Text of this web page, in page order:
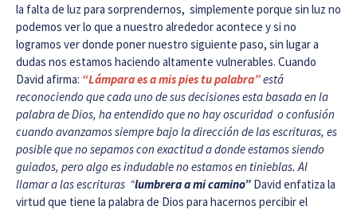
la falta de luz para sorprendernos, simplemente porque sin luz no
podemos ver lo que a nuestro alrededor acontece y si no
logramos ver donde poner nuestro siguiente paso, sin lugar a
dudas nos estamos haciendo altamente vulnerables. Cuando
David afirma: “Lámpara es a mis pies tu palabra”está
reconociendo que cada uno de sus decisiones esta basada en la
palabra de Dios, ha entendido que no hay oscuridad o confusión
cuando avanzamos siempre bajo la dirección de las escrituras, es
posible que no sepamos con exactitud a donde estamos siendo
guiados, pero algo es indudable no estamos en tinieblas. Al
llamar a las escrituras “lumbrera a mi camino” David enfatiza la
virtud que tiene la palabra de Dios para hacernos percibir el